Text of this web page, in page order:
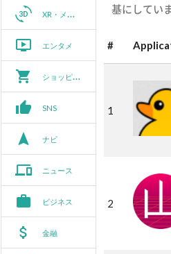
3d_rotation XR・メタバース
ondemand_video エンタメ
shopping_cart ショッピング
thumb_up SNS
navigation ナビ
phonelink ニュース
work ビジネス
attach_money 金融
基にしてい
#
1
2